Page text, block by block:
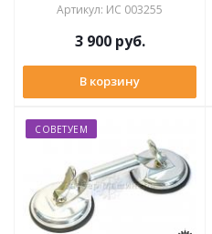
Артикул: ИС 003255
3 900руб.
В корзину
СОВЕТУЕМ